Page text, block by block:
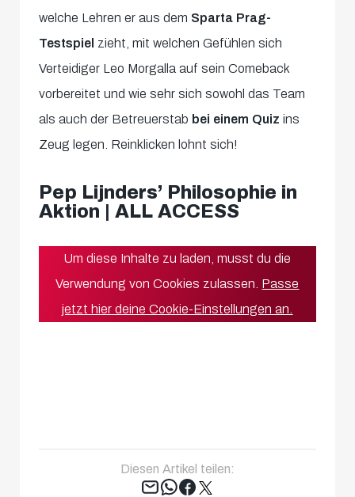
welche Lehren er aus dem Sparta Prag-
Testspiel zieht, mit welchen Gefühlen sich
Verteidiger Leo Morgalla auf sein Comeback
vorbereitet und wie sehr sich sowohl das Team
als auch der Betreuerstab bei einem Quiz ins
Zeug legen. Reinklicken lohnt sich!
Pep Lijnders’ Philosophie in
Aktion | ALL ACCESS
Um diese Inhalte zu laden, musst du die
Verwendung von Cookies zulassen. Passe
jetzt hier deine Cookie-Einstellungen an.
Diesen Artikel teilen:
Tweet